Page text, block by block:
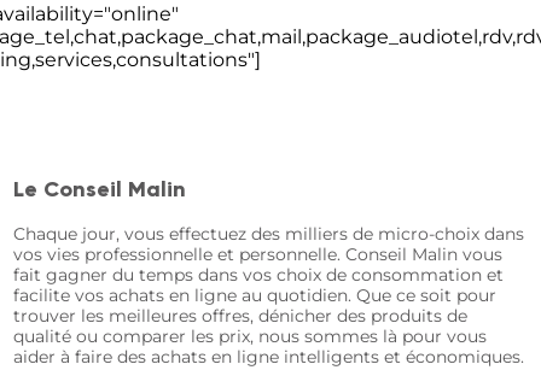
Le Conseil Malin
Chaque jour, vous effectuez des milliers de micro-choix dans
vos vies professionnelle et personnelle. Conseil Malin vous
fait gagner du temps dans vos choix de consommation et
facilite vos achats en ligne au quotidien. Que ce soit pour
trouver les meilleures offres, dénicher des produits de
qualité ou comparer les prix, nous sommes là pour vous
aider à faire des achats en ligne intelligents et économiques.